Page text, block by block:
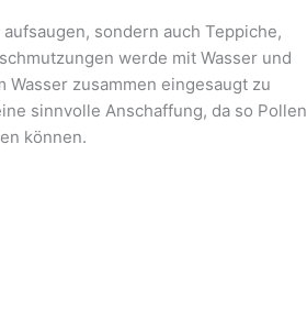
sondern auch Teppiche,
werde mit Wasser und
zusammen eingesaugt zu
sinnvolle Anschaffung, da so Pollen
können.